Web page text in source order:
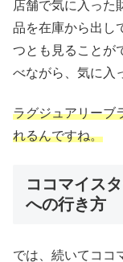
店舗で気に入った
品を在庫から出し
つとも見ることが
べながら、気に入
ラグジュアリーブ
れるんですね。
ココマイス
への行き方
では、続いてココ